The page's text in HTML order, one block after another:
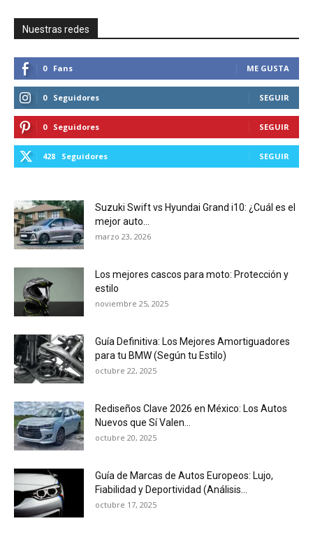
Nuestras redes
0 Fans ME GUSTA
0 Seguidores SEGUIR
0 Seguidores SEGUIR
428 Seguidores SEGUIR
Suzuki Swift vs Hyundai Grand i10: ¿Cuál es el
mejor auto...
marzo 23, 2026
Los mejores cascos para moto: Protección y
estilo
noviembre 25, 2025
Guía Definitiva: Los Mejores Amortiguadores
para tu BMW (Según tu Estilo)
octubre 22, 2025
Rediseños Clave 2026 en México: Los Autos
Nuevos que Sí Valen...
octubre 20, 2025
Guía de Marcas de Autos Europeos: Lujo,
Fiabilidad y Deportividad (Análisis...
octubre 17, 2025